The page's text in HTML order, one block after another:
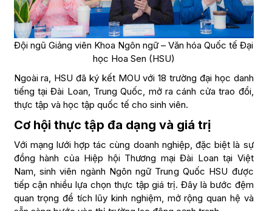
Đội ngũ Giảng viên Khoa Ngôn ngữ – Văn hóa Quốc tế Đại
học Hoa Sen (HSU)
Ngoài ra, HSU đã ký kết MOU với 18 trường đại học danh
tiếng tại Đài Loan, Trung Quốc, mở ra cánh cửa trao đổi,
thực tập và học tập quốc tế cho sinh viên.
Cơ hội thực tập đa dạng và giá trị
Với mạng lưới hợp tác cùng doanh nghiệp, đặc biệt là sự
đồng hành của Hiệp hội Thương mại Đài Loan tại Việt
Nam, sinh viên ngành Ngôn ngữ Trung Quốc HSU được
tiếp cận nhiều lựa chọn thực tập giá trị. Đây là bước đệm
quan trọng để tích lũy kinh nghiệm, mở rộng quan hệ và